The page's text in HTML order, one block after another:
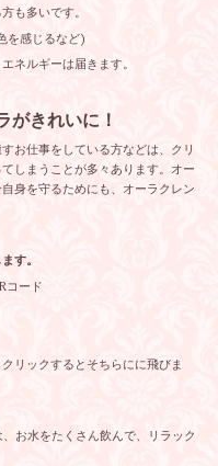
も多いです。
を感じるなど)
ネルギーは届きます。
がきれいに！
お仕事をしている方などは、クリ
しまうことが多々あります。オー
身を守るためにも、オーラクレン
す。
コード
リックするとそちらにに飛びま
お水をたくさん飲んで、リラック